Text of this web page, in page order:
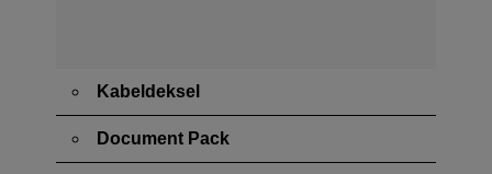
Kabeldeksel
Document Pack